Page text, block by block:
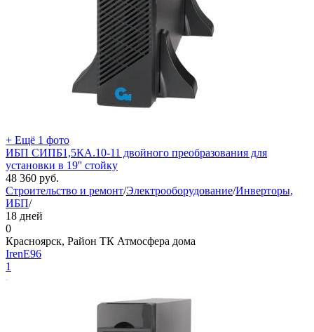
+ Ещё 1 фото
ИБП СИПБ1,5КА.10-11 двойного преобразования для
установки в 19'' стойку
48 360 руб.
Строительство и ремонт/Электрооборудование/Инверторы,
ИБП/
18 дней
0
Красноярск, Район ТК Атмосфера дома
IrenE96
1